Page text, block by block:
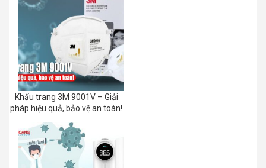
Khẩu trang 3M 9001V – Giải
pháp hiệu quả, bảo vệ an toàn!